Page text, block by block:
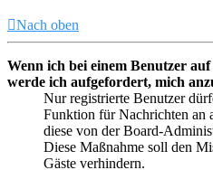
Nach oben
Wenn ich bei einem Benutzer
werde ich aufgefordert, mich
Nur registrierte Benutzer
Funktion für Nachrichten an
diese von der Board-
Diese Maßnahme soll den
Gäste verhindern.